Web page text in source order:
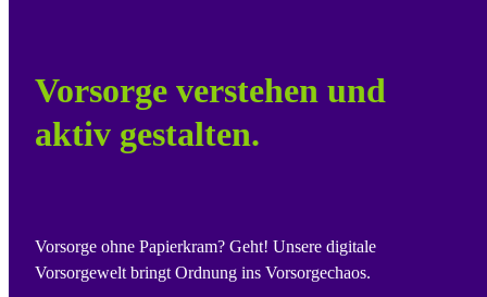
Vorsorge verstehen und
aktiv gestalten.
Vorsorge ohne Papierkram? Geht! Unsere digitale
Vorsorgewelt bringt Ordnung ins Vorsorgechaos.